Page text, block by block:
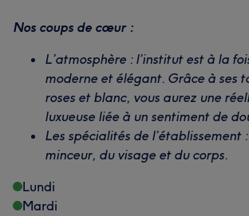
Nos coups de cœur :
L’atmosphère : l’institut est à la
moderne et élégant. Grâce à ses
roses et blanc, vous aurez une
luxueuse liée à un sentiment de
Les spécialités de l’établissement
minceur, du visage et du corps.
Lundi
Mardi